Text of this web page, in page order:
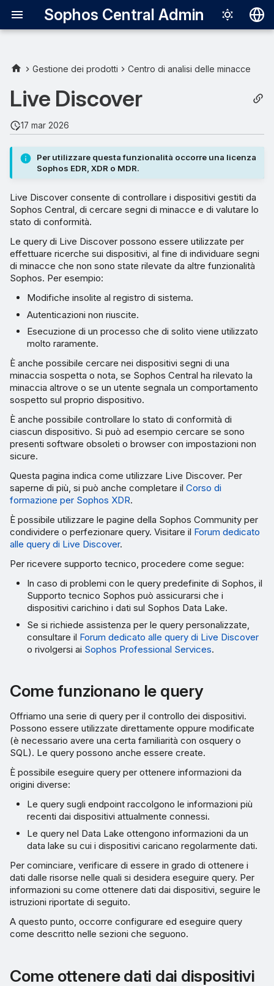
Sophos Central Admin
English
Italiano
日本語
Português
Gestione dei prodotti Centro di analisi delle minacce
Live Discover
17 mar 2026
Per utilizzare questa funzionalità occorre una licenza
Sophos EDR, XDR o MDR.
Live Discover consente di controllare i dispositivi gestiti da
Sophos Central, di cercare segni di minacce e di valutare lo
stato di conformità.
Le query di Live Discover possono essere utilizzate per
effettuare ricerche sui dispositivi, al fine di individuare segni
di minacce che non sono state rilevate da altre funzionalità
Sophos. Per esempio:
Modifiche insolite al registro di sistema.
Autenticazioni non riuscite.
Esecuzione di un processo che di solito viene utilizzato
molto raramente.
È anche possibile cercare nei dispositivi segni di una
minaccia sospetta o nota, se Sophos Central ha rilevato la
minaccia altrove o se un utente segnala un comportamento
sospetto sul proprio dispositivo.
È anche possibile controllare lo stato di conformità di
ciascun dispositivo. Si può ad esempio cercare se sono
presenti software obsoleti o browser con impostazioni non
sicure.
Questa pagina indica come utilizzare Live Discover. Per
saperne di più, si può anche completare il Corso di
formazione per Sophos XDR.
È possibile utilizzare le pagine della Sophos Community per
condividere o perfezionare query. Visitare il Forum dedicato
alle query di Live Discover.
Per ricevere supporto tecnico, procedere come segue:
In caso di problemi con le query predefinite di Sophos, il
Supporto tecnico Sophos può assicurarsi che i
dispositivi carichino i dati sul Sophos Data Lake.
Se si richiede assistenza per le query personalizzate,
consultare il Forum dedicato alle query di Live Discover
o rivolgersi ai Sophos Professional Services.
Come funzionano le query
Offriamo una serie di query per il controllo dei dispositivi.
Possono essere utilizzate direttamente oppure modificate
(è necessario avere una certa familiarità con osquery o
SQL). Le query possono anche essere create.
È possibile eseguire query per ottenere informazioni da
origini diverse:
Le query sugli endpoint raccolgono le informazioni più
recenti dai dispositivi attualmente connessi.
Le query nel Data Lake ottengono informazioni da un
data lake su cui i dispositivi caricano regolarmente dati.
Per cominciare, verificare di essere in grado di ottenere i
dati dalle risorse nelle quali si desidera eseguire query. Per
informazioni su come ottenere dati dai dispositivi, seguire le
istruzioni riportate di seguito.
A questo punto, occorre configurare ed eseguire query
come descritto nelle sezioni che seguono.
Come ottenere dati dai dispositivi